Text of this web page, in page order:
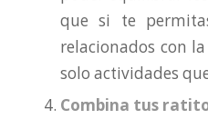
que si te
relacionados con
solo actividades
Combina tus